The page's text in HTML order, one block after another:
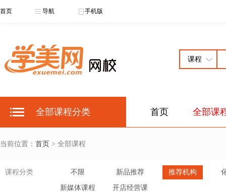
首页 导航 手机版
全部课程分类 首页 全部课
当前位置： 首页 > 全部课程
课程分类 不限 新品推荐 推荐机构
新媒体课程 开店经营课